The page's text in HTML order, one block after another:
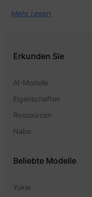
Mehr Lesen
Erkunden Sie
AI-Modelle
Eigenschaften
Ressourcen
Nabe
Beliebte Modelle
Yukie